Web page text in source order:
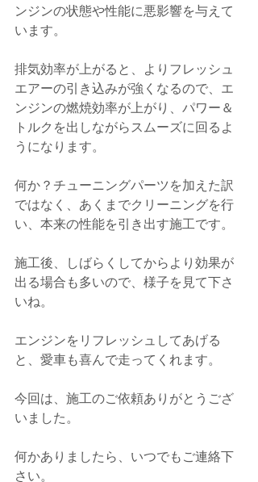
ンジンの状態や性能に悪影響を与えて
います。
排気効率が上がると、よりフレッシュ
エアーの引き込みが強くなるので、エ
ンジンの燃焼効率が上がり、パワー＆
トルクを出しながらスムーズに回るよ
うになります。
何か？チューニングパーツを加えた訳
ではなく、あくまでクリーニングを行
い、本来の性能を引き出す施工です。
施工後、しばらくしてからより効果が
出る場合も多いので、様子を見て下さ
いね。
エンジンをリフレッシュしてあげる
と、愛車も喜んで走ってくれます。
今回は、施工のご依頼ありがとうござ
いました。
何かありましたら、いつでもご連絡下
さい。